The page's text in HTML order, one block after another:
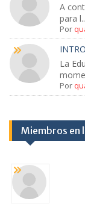
A
para
Por
La
Por
Miembros en